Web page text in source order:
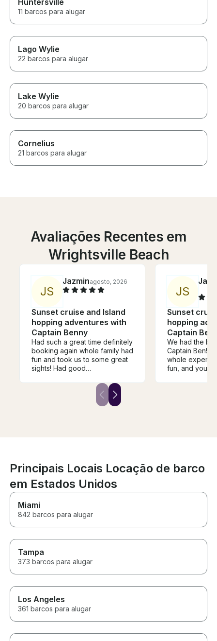
Huntersville
11 barcos para alugar
Lago Wylie
22 barcos para alugar
Lake Wylie
20 barcos para alugar
Cornelius
21 barcos para alugar
Avaliações Recentes em
Wrightsville Beach
JS
Jazminagosto, 2026
Sunset cruise and Island
hopping adventures with
Captain Benny
Had such a great time definitely
booking again whole family had
fun and took us to some great
sights! Had good
JS
Sunset
hopping
Captain
We had the
Captain Ben!
whole
fun, and you
a better day
Principais Locais Locação de barco
em Estados Unidos
Miami
842 barcos para alugar
Tampa
373 barcos para alugar
Los Angeles
361 barcos para alugar